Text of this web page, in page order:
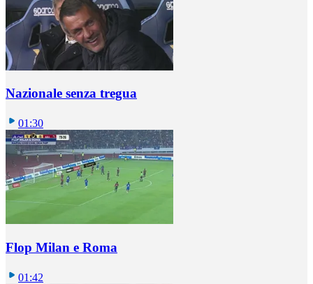
Nazionale senza tregua
01:30
Flop Milan e Roma
01:42